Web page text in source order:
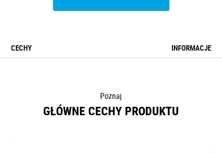
CECHY INFORMACJE
Poznaj
GŁÓWNE CECHY PRODUKTU